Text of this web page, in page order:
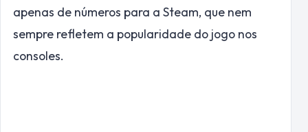
apenas de números para a Steam, que nem
sempre refletem a popularidade do jogo nos
consoles.